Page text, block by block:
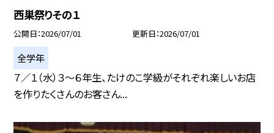
西巣祭りその１
公開日 2026/07/01 更新日 2026/07/01
全学年
７／１（水）３～６年生、たけのこ学級がそれぞれ楽しいお店
を作りたくさんのお客さん...